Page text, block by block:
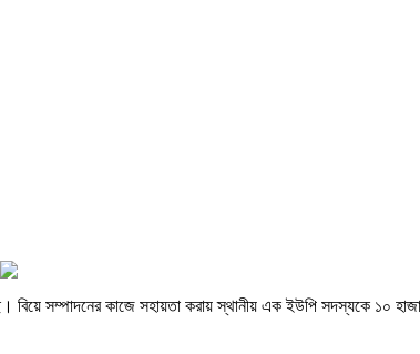
বিয়ে সম্পাদনের কাজে সহায়তা করায় স্থানীয় এক ইউপি সদস্যকে ১০